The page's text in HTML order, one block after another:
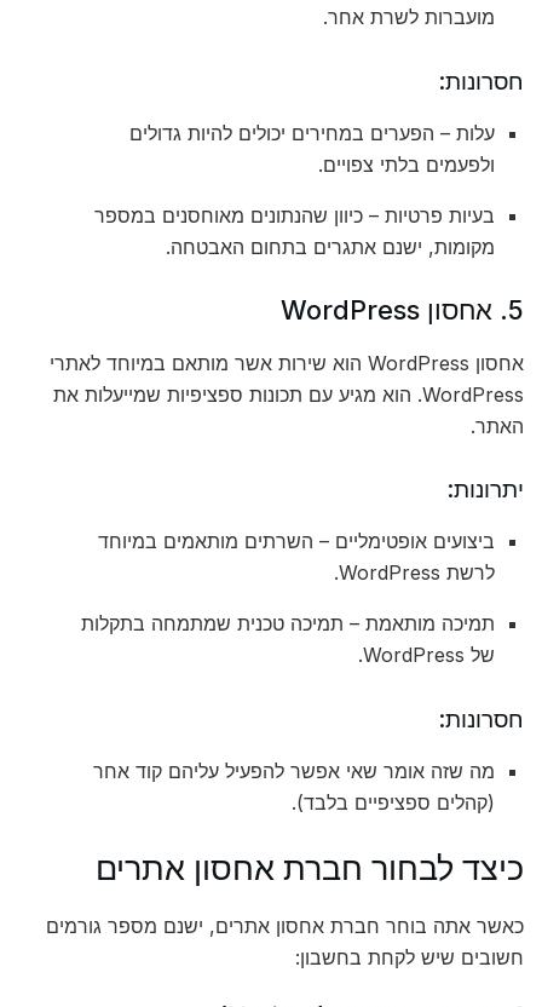
מועברות לשרת אחר.
חסרונות:
עלות – הפערים במחירים יכולים להיות גדולים
ולפעמים בלתי צפויים.
בעיות פרטיות – כיוון שהנתונים מאוחסנים במספר
מקומות, ישנם אתגרים בתחום האבטחה.
5. אחסון WordPress
אחסון WordPress הוא שירות אשר מותאם במיוחד לאתרי
WordPress. הוא מגיע עם תכונות ספציפיות שמייעלות את
האתר.
יתרונות:
ביצועים אופטימליים – השרתים מותאמים במיוחד
לרשת WordPress.
תמיכה מותאמת – תמיכה טכנית שמתמחה בתקלות
של WordPress.
חסרונות:
מה שזה אומר שאי אפשר להפעיל עליהם קוד אחר
(קהלים ספציפיים בלבד).
כיצד לבחור חברת אחסון אתרים
כאשר אתה בוחר חברת אחסון אתרים, ישנם מספר גורמים
חשובים שיש לקחת בחשבון: